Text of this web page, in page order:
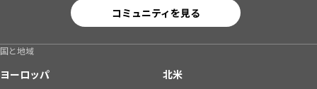
コミュニティを見る
国と地域
ヨーロッパ
北米